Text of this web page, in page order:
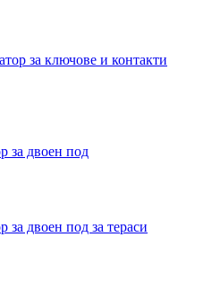
за ключове и контакти
за двоен под
за двоен под за тераси